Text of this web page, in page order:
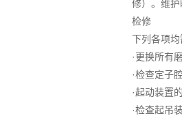
修）。维
检修
下列各项
·更换所有
·检查定子
·起动装置
·检查起吊